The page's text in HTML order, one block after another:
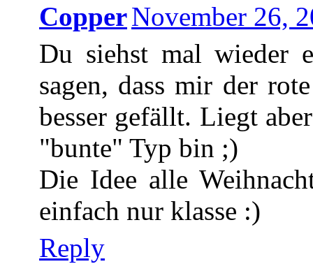
CopperNovember 26,
Du siehst mal wieder
sagen, dass mir der
besser gefällt. Liegt
"bunte" Typ bin ;)
Die Idee alle
einfach nur klasse :)
Reply